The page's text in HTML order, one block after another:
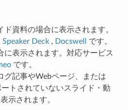
ド資料の場合に表示されます。
Speaker Deck, Docswell
です。
に表示されます。対応サービス
です。
グ記事やWebページ、または
トされていないスライド・動
示されます。